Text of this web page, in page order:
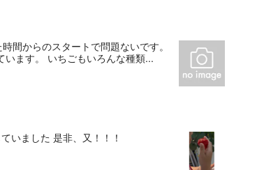
間からのスタートで問題ないです。
ます。 いちごもいろんな種類...
いました 是非、又！！！